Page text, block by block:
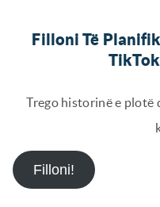
Filloni Të
Trego historinë e plotë
Filloni!